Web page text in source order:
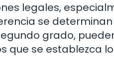
legales,
se
grado,
que se establezca